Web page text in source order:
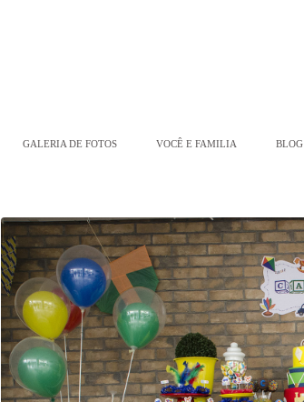
GALERIA DE FOTOS VOCÊ E FAMILIA BLOG